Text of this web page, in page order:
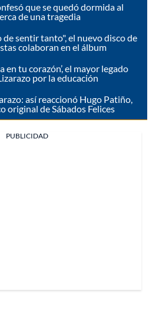
que se quedó dormida al
de una tragedia
sentir tanto", el nuevo disco de
colaboran en el álbum
en tu corazón’, el mayor legado
por la educación
así reaccionó Hugo Patiño,
original de Sábados Felices
PUBLICIDAD